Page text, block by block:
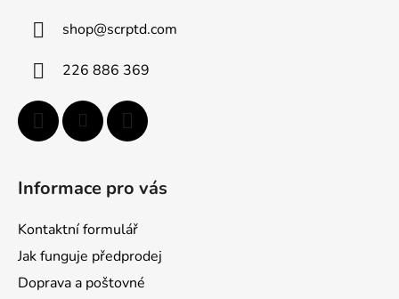
shop@scrptd.com
226 886 369
Informace pro vás
Kontaktní formulář
Jak funguje předprodej
Doprava a poštovné